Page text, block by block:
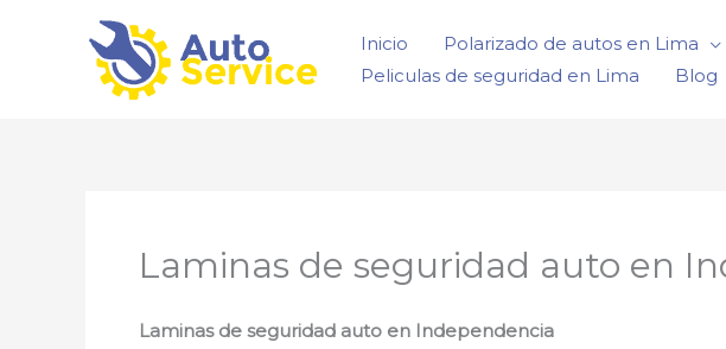
Inicio Polarizado de autos en Lima
Peliculas de seguridad en Lima
Blog
Laminas de seguridad auto en
Laminas de seguridad auto en Independencia